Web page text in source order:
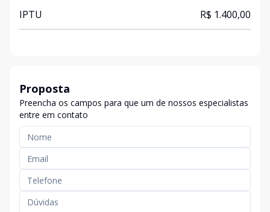
IPTU R$ 1.400,00
Proposta
Preencha os campos para que um de nossos especialistas
entre em contato